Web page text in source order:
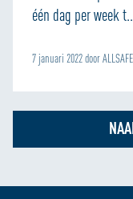
één dag per week t...
7 januari 2022 door ALLSAFE